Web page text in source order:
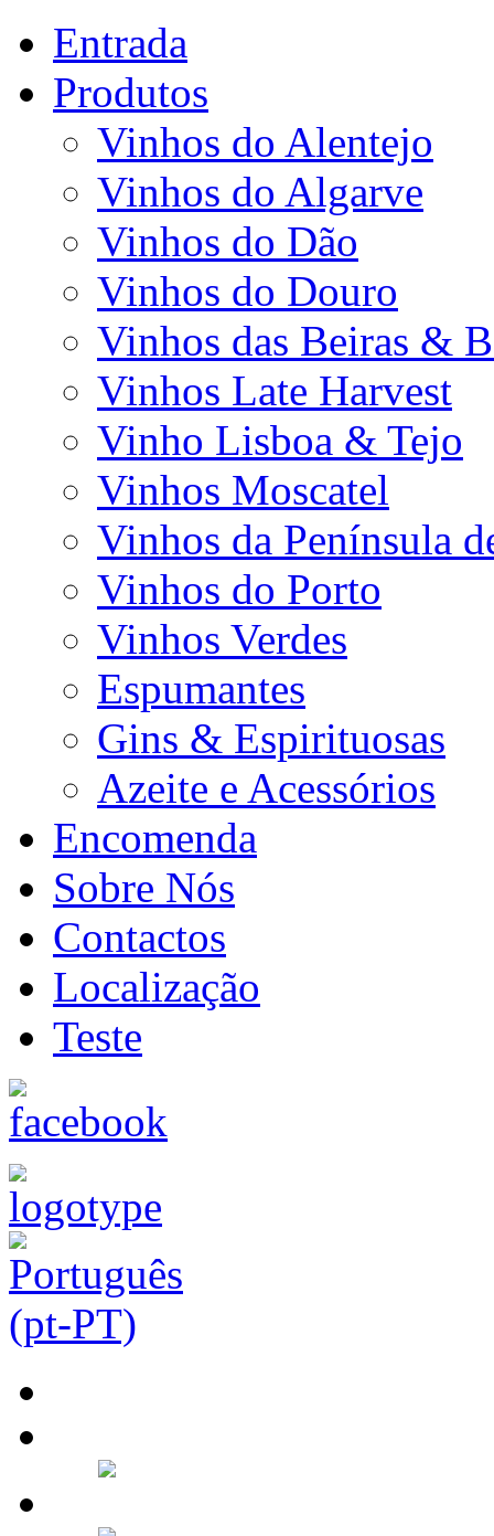
Entrada
Produtos
Vinhos do Alentejo
Vinhos do Algarve
Vinhos do Dão
Vinhos do Douro
Vinhos das Beiras &
Vinhos Late Harvest
Vinho Lisboa & Tejo
Vinhos Moscatel
Vinhos da Península
Vinhos do Porto
Vinhos Verdes
Espumantes
Gins & Espirituosas
Azeite e Acessórios
Encomenda
Sobre Nós
Contactos
Localização
Teste